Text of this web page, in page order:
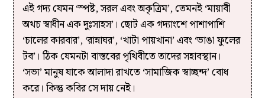
এই গদ্য যেমন ‘স্পষ্ট, সরল এবং অকৃত্রিম’, তেমনই ‘মায়াবী
অথচ স্বাধীন এক দুঃসাহস’। ছোট এক গদ্যাংশে পাশাপাশি
‘চালের কারবার’, ‘রান্নাঘর’, ‘খাটা পায়খানা’ এবং ‘ভাঙা ফুলের
টব’। ঠিক যেমনটা বাস্তবের পৃথিবীতে তাদের সহাবস্থান।
‘সভ্য’ মানুষ যাকে আলাদা রাখতে ‘সামাজিক স্বাচ্ছন্দ’ বোধ
করে। কিন্তু কবির সে দায় নেই।